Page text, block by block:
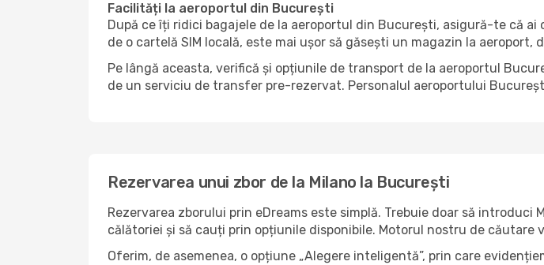
Facilități la aeroportul din București
După ce îți ridici bagajele de la aeroportul din București, asigură-te că
de o cartelă SIM locală, este mai ușor să găsești un magazin la aeroport,
Pe lângă aceasta, verifică și opțiunile de transport de la aeroportul
de un serviciu de transfer pre-rezervat. Personalul aeroportului
Rezervarea unui zbor de la Milano la București
Rezervarea zborului prin eDreams este simplă. Trebuie doar să
călătoriei și să cauți prin opțiunile disponibile. Motorul nostru de
Oferim, de asemenea, o opțiune „Alegere inteligentă”, prin care